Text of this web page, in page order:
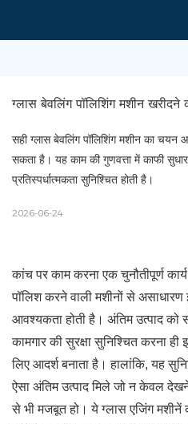
ग्लास बेवलिंग पॉलिशिंग मशीन खरीदने
सही ग्लास बेवलिंग पॉलिशिंग मशीन का चयन
सकता है। यह काम की गुणवत्ता में काफी
प्रतिस्पर्धात्मकता सुनिश्चित होती है।
2026-06-24
कांच पर काम करना एक चुनौतीपूर्ण
पॉलिश करने वाली मशीनों से असाधारण
आवश्यकता होती है। अंतिम उत्पाद को
कामगार की सुरक्षा सुनिश्चित करना
लिए आदर्श बनाता है। हालांकि, यह
ऐसा अंतिम उत्पाद मिले जो न केवल
से भी मजबूत हो। ये ग्लास एजिंग